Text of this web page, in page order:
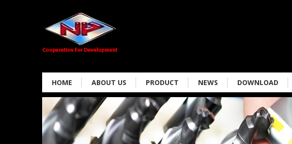
HOME ABOUT US PRODUCT NEWS DOWNLOAD